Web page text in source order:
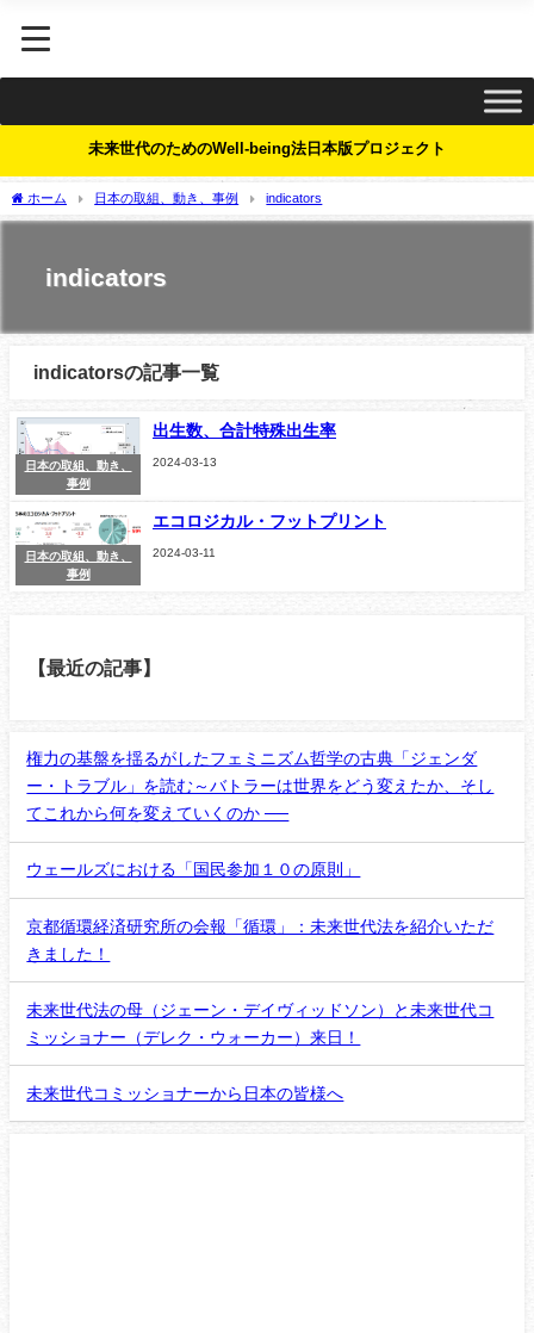
未来世代のためのWell-being法日本版プロジェクト
ホーム 日本の取組、動き、事例 indicators
indicators
indicatorsの記事一覧
日本の取組、動き、
事例
出生数、合計特殊出生率
2024-03-13
日本の取組、動き、
事例
エコロジカル・フットプリント
2024-03-11
【最近の記事】
権力の基盤を揺るがしたフェミニズム哲学の古典「ジェンダ
ー・トラブル」を読む～バトラーは世界をどう変えたか、そし
てこれから何を変えていくのか ──
ウェールズにおける「国民参加１０の原則」
京都循環経済研究所の会報「循環」：未来世代法を紹介いただ
きました！
未来世代法の母（ジェーン・デイヴィッドソン）と未来世代コ
ミッショナー（デレク・ウォーカー）来日！
未来世代コミッショナーから日本の皆様へ